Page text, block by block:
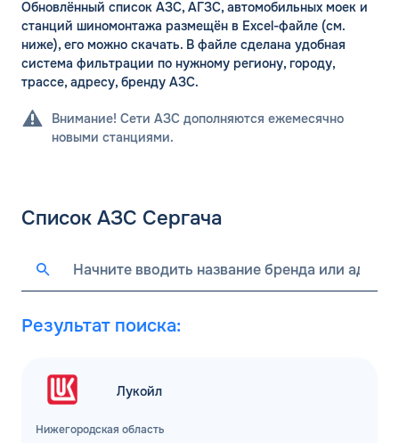
Обновлённый список АЗС, АГЗС, автомобильных моек и
станций шиномонтажа размещён в Excel-файле (см.
ниже), его можно скачать. В файле сделана удобная
система фильтрации по нужному региону, городу,
трассе, адресу, бренду АЗС.
Внимание! Сети АЗС дополняются ежемесячно
новыми станциями.
Список АЗС Сергача
Результат поиска:
Нижегородская область
Лукойл